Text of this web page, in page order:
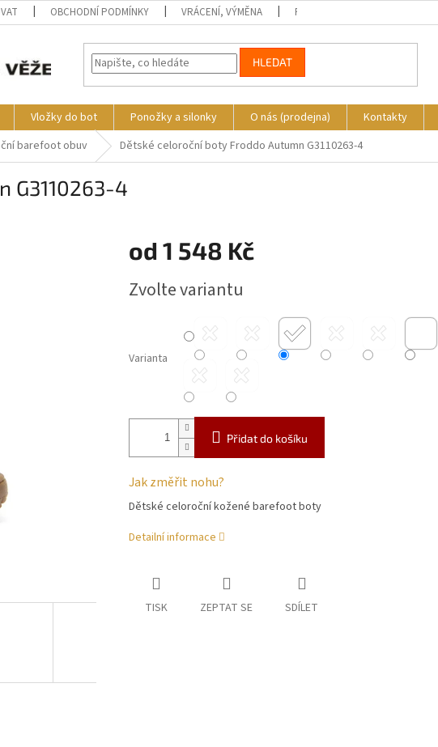
OBCHODNÍ PODMÍNKY VRÁCENÍ, VÝMĚNA REKLAMACE
HLEDAT
Vložky do bot Ponožky a silonky O nás (prodejna) Kontakty
barefoot obuv Dětské celoroční boty Froddo Autumn G3110263-4
G3110263-4
od 1 548 Kč
cena:
Zvolte variantu
Varianta
Přidat do košíku
Jak změřit nohu?
Dětské celoroční kožené barefoot boty
Detailní informace
TISK ZEPTAT SE SDÍLET